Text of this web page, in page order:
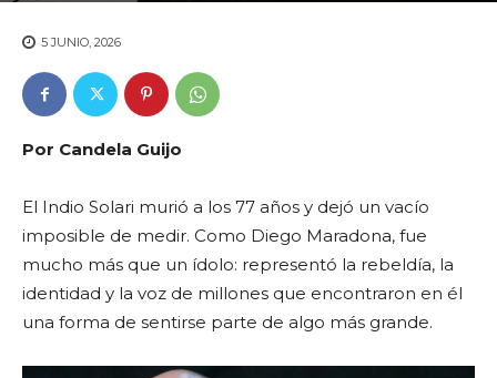
5 JUNIO, 2026
Por Candela Guijo
El Indio Solari murió a los 77 años y dejó un vacío
imposible de medir. Como Diego Maradona, fue
mucho más que un ídolo: representó la rebeldía, la
identidad y la voz de millones que encontraron en él
una forma de sentirse parte de algo más grande.